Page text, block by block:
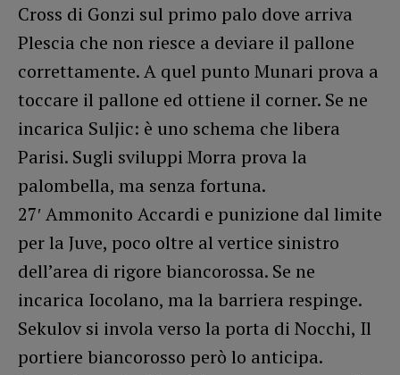
Cross di Gonzi sul primo palo dove arriva
Plescia che non riesce a deviare il pallone
correttamente. A quel punto Munari prova a
toccare il pallone ed ottiene il corner. Se ne
incarica Suljic: è uno schema che libera
Parisi. Sugli sviluppi Morra prova la
palombella, ma senza fortuna.
27′ Ammonito Accardi e punizione dal limite
per la Juve, poco oltre al vertice sinistro
dell’area di rigore biancorossa. Se ne
incarica Iocolano, ma la barriera respinge.
Sekulov si invola verso la porta di Nocchi, Il
portiere biancorosso però lo anticipa.